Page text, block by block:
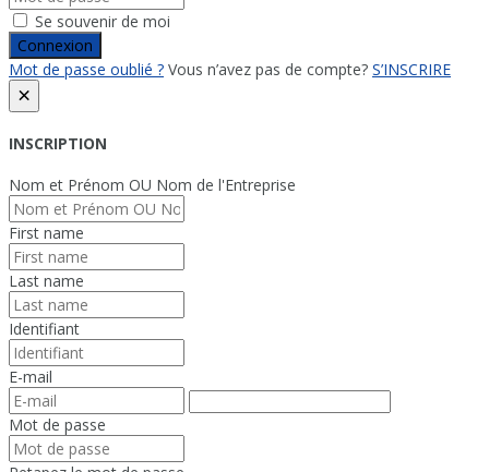
Se souvenir de moi
Connexion
Mot de passe oublié ? Vous n’avez pas de compte? S’INSCRIRE
×
INSCRIPTION
Nom et Prénom OU Nom de l'Entreprise
First name
Last name
Identifiant
E-mail
Mot de passe